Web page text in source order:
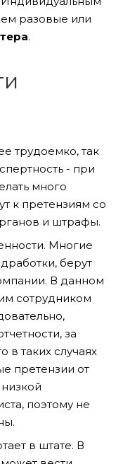
разовые или
.
трудоемко, так
- при
много
к претензиям со
и штрафы.
Многие
берут
В данном
сотрудником
за
в таких случаях
претензии от
поэтому не
в штате. В